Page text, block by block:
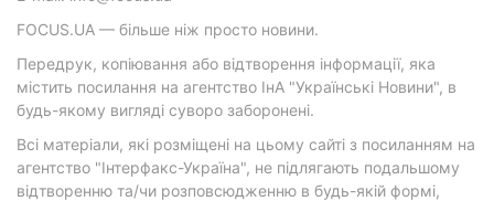
FOCUS.UA — більше ніж просто новини.
Передрук, копіювання або відтворення інформації, яка
містить посилання на агентство ІнА "Українські Новини", в
будь-якому вигляді суворо заборонені.
Всі матеріали, які розміщені на цьому сайті з посиланням на
агентство "Інтерфакс-Україна", не підлягають подальшому
відтворенню та/чи розповсюдженню в будь-якій формі,